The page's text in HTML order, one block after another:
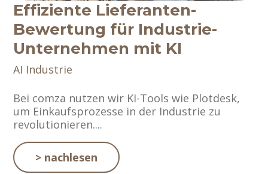
Effiziente Lieferanten-
Bewertung für Industrie-
Unternehmen mit KI
AI Industrie
Bei comza nutzen wir KI-Tools wie Plotdesk,
um Einkaufsprozesse in der Industrie zu
revolutionieren....
> nachlesen